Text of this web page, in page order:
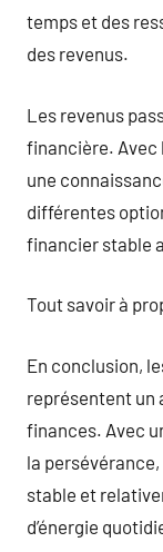
temps et des
des revenus.
Les revenus
financière. Avec
une
différentes
financier stable
Tout savoir à
En conclusion,
représentent un
finances. Avec
la
stable et
d’énergie